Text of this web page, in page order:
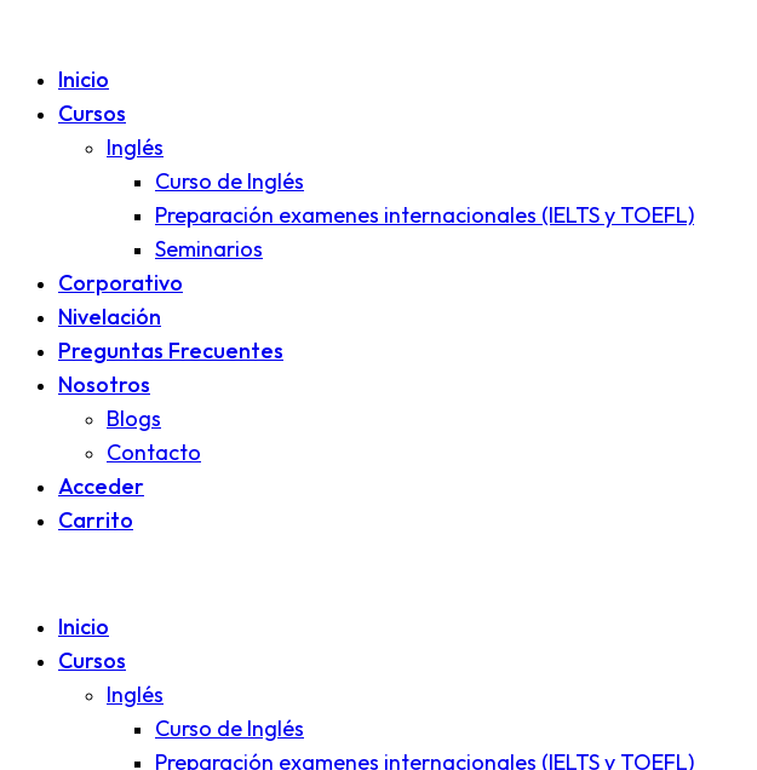
Inicio
Cursos
Inglés
Curso de Inglés
Preparación examenes internacionales (IELTS y TOEFL)
Seminarios
Corporativo
Nivelación
Preguntas Frecuentes
Nosotros
Blogs
Contacto
Acceder
Carrito
Inicio
Cursos
Inglés
Curso de Inglés
Preparación examenes internacionales (IELTS y TOEFL)